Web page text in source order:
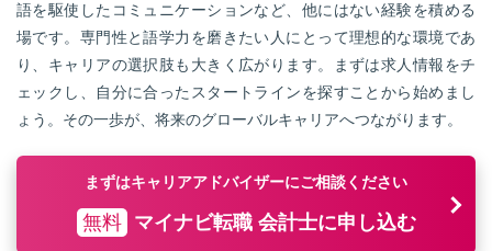
語を駆使したコミュニケーションなど、他にはない経験を積める
場です。専門性と語学力を磨きたい人にとって理想的な環境であ
り、キャリアの選択肢も大きく広がります。まずは求人情報をチ
ェックし、自分に合ったスタートラインを探すことから始めまし
ょう。その一歩が、将来のグローバルキャリアへつながります。
まずはキャリアアドバイザーにご相談ください
無料 マイナビ転職 会計士に申し込む